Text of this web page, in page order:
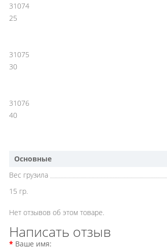
31074
25
31075
30
31076
40
Основные
Вес грузила
15 гр.
Нет отзывов об этом товаре.
Написать отзыв
Ваше имя: